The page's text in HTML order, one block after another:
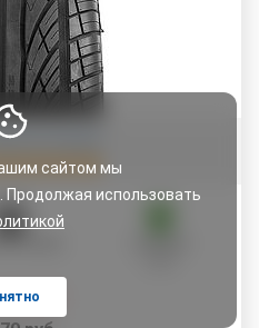
сайтом мы
. Продолжая использовать
20 отзывов
ЧАСТЯМИ
скидкой: